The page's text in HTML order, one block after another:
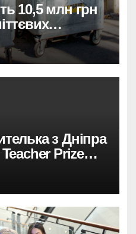
10,5 млн грн
з Дніпра
Prize